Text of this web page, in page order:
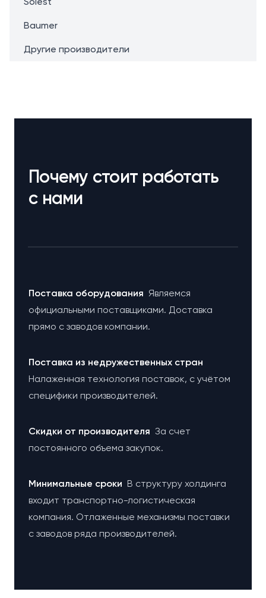
Baumer
Другие производители
Почему стоит работать
с нами
Поставка оборудования Являемся
официальными поставщиками. Доставка
прямо с заводов компании.
Поставка из недружественных стран
Налаженная технология поставок, с учётом
специфики производителей.
Cкидки от производителя За счет
постоянного объема закупок.
Минимальные сроки В структуру холдинга
входит транспортно-логистическая
компания. Отлаженные механизмы поставки
с заводов ряда производителей.